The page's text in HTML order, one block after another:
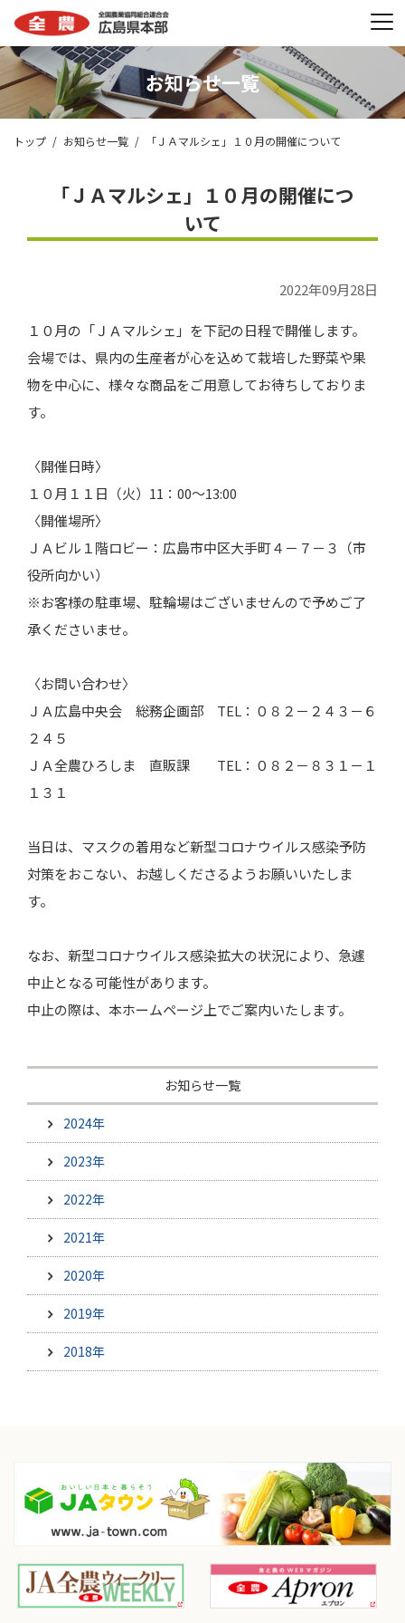
お知らせ一覧
トップ お知らせ一覧 「ＪＡマルシェ」１０月の開催について
「ＪＡマルシェ」１０月の開催につ
いて
2022年09月28日
１０月の「ＪＡマルシェ」を下記の日程で開催します。
会場では、県内の生産者が心を込めて栽培した野菜や果
物を中心に、様々な商品をご用意してお待ちしておりま
す。
〈開催日時〉
１０月１１日（火）11：00～13:00
〈開催場所〉
ＪＡビル１階ロビー：広島市中区大手町４－７－３（市
役所向かい）
※お客様の駐車場、駐輪場はございませんので予めご了
承くださいませ。
〈お問い合わせ〉
ＪＡ広島中央会 総務企画部 TEL：０８２－２４３－６
２４５
ＪＡ全農ひろしま 直販課 TEL：０８２－８３１－１
１３１
当日は、マスクの着用など新型コロナウイルス感染予防
対策をおこない、お越しくださるようお願いいたしま
す。
なお、新型コロナウイルス感染拡大の状況により、急遽
中止となる可能性があります。
中止の際は、本ホームページ上でご案内いたします。
お知らせ一覧
2024年
2023年
2022年
2021年
2020年
2019年
2018年